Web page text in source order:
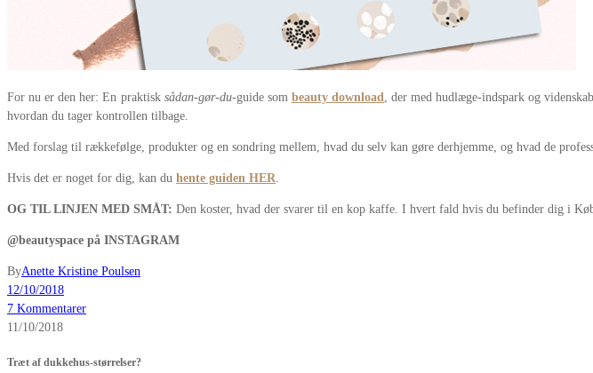
For nu er den her: En praktisk sådan-gør-du-guide som beauty download , der med hudlæge-indspark og
hvordan du tager kontrollen tilbage.
Med forslag til rækkefølge, produkter og en sondring mellem, hvad du selv kan gøre derhjemme, og hvad de
Hvis det er noget for dig, kan du hente guiden HER
OG TIL LINJEN MED SMÅT: Den koster, hvad der svarer til en kop kaffe. I hvert fald hvis du befinder dig i
@beautyspace på INSTAGRAM
ByAnette Kristine Poulsen
12/10/2018
7 Kommentarer
11/10/2018
Træt af dukkehus-størrelser?